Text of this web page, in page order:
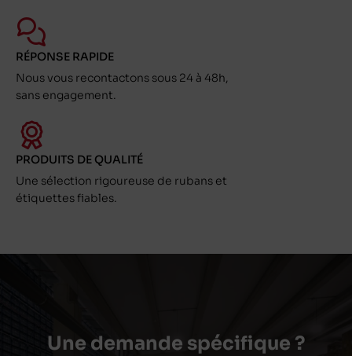
RÉPONSE RAPIDE
Nous vous recontactons sous 24 à 48h,
sans engagement.
PRODUITS DE QUALITÉ
Une sélection rigoureuse de rubans et
étiquettes fiables.
Une demande spécifique ?